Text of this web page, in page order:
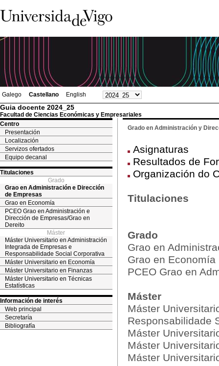
Galego Castellano English
Guia docente 2024_25
Facultad de Ciencias Económicas y Empresariales
Centro
Presentación
Localización
Servizos ofertados
Equipo decanal
Titulaciones
Grado
Grao en Administración e Dirección
de Empresas
Grao en Economía
PCEO Grao en Administración e
Dirección de Empresas/Grao en
Dereito
Máster
Máster Universitario en Administración
Integrada de Empresas e
Responsabilidade Social Corporativa
Máster Universitario en Economía
Máster Universitario en Finanzas
Máster Universitario en Técnicas
Estatísticas
Información de interés
Web principal
Secretaría
Bibliografía
Grado en Administración y
Asignaturas
Resultados de
Organización do
Titulaciones
Grado
Grao en
Grao en Economía
PCEO Grao en
Máster
Máster
Responsabilidade
Máster
Máster
Máster